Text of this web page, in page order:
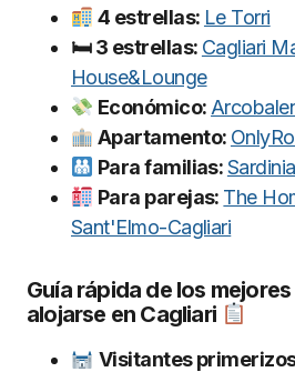
4 estrellas: Le Torri
🛏 3 estrellas: Cagliari
House&Lounge
Económico:
Apartamento:
Para familias:
Para parejas: The
Sant'Elmo-Cagliari
Guía rápida de los
alojarse en Cagliari
Visitantes